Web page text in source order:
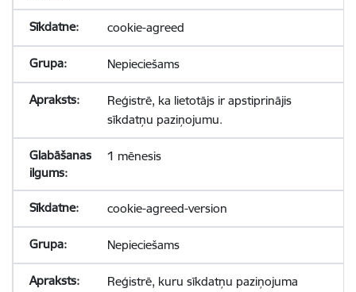
cookie-agreed
Nepieciešams
Reģistrē, ka lietotājs ir apstiprinājis
sīkdatņu paziņojumu.
1 mēnesis
cookie-agreed-version
Nepieciešams
Reģistrē, kuru sīkdatņu paziņojuma